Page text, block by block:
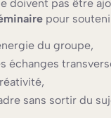
doivent pas être
pour
du groupe,
échanges
sans sortir du